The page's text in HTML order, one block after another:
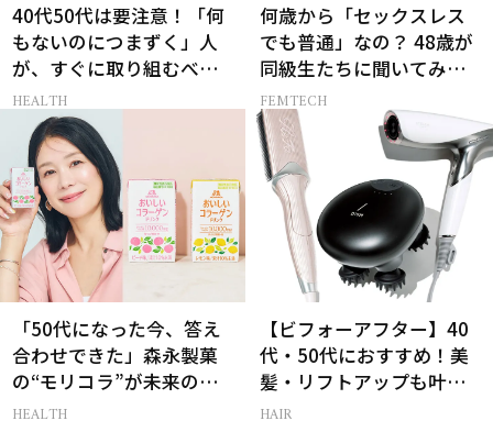
40代50代は要注意！「何
もないのにつまずく」人
が、すぐに取り組むべき
こと5選［医師監修］
HEALTH
何歳から「セックスレス
でも普通」なの？ 48歳が
同級生たちに聞いてみた
ら…
FEMTECH
「50代になった今、答え
合わせできた」森永製菓
の“モリコラ”が未来のキ
レイを連れてくる！
HEALTH
【ビフォーアフター】40
代・50代におすすめ！美
髪・リフトアップも叶う
最新ヘアケア家電3選
HAIR